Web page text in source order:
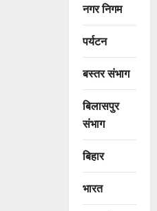
नगर निगम
पर्यटन
बस्तर संभाग
बिलासपुर
संभाग
बिहार
भारत